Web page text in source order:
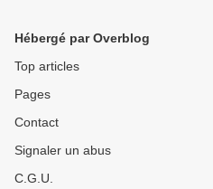
Hébergé par Overblog
Top articles
Pages
Contact
Signaler un abus
C.G.U.